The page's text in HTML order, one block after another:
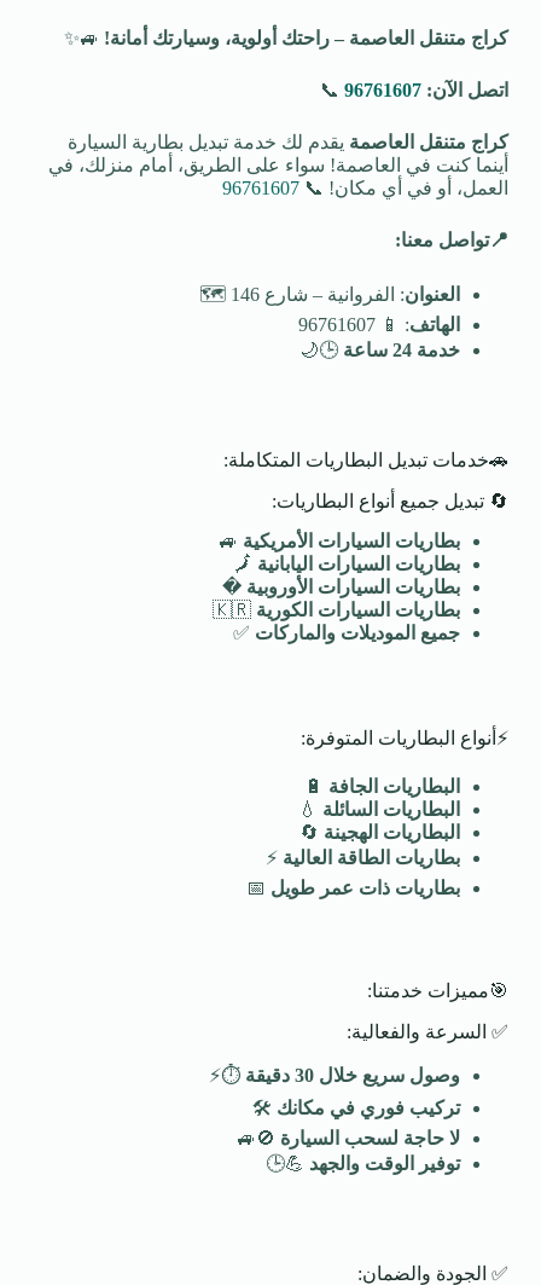
كراج متنقل العاصمة – راحتك أولوية، وسيارتك أمانة!
🚙✨
اتصل الآن: 96761607
📞
كراج متنقل العاصمة يقدم لك خدمة تبديل بطارية السيارة
أينما كنت في العاصمة! سواء على الطريق، أمام منزلك، في
العمل، أو في أي مكان! 📞 96761607
📍تواصل معنا:
العنوان: الفروانية – شارع 146 🗺️
الهاتف: 📱 96761607
خدمة 24 ساعة
🕒🌙
🚗خدمات تبديل البطاريات المتكاملة:
🔄 تبديل جميع أنواع البطاريات:
بطاريات السيارات الأمريكية 🚙
بطاريات السيارات اليابانية 🗾
بطاريات السيارات الأوروبية �️
بطاريات السيارات الكورية
جميع الموديلات والماركات ✅
⚡أنواع البطاريات المتوفرة:
البطاريات الجافة 🔋
البطاريات السائلة 💧
البطاريات الهجينة 🔄
بطاريات الطاقة العالية ⚡
بطاريات ذات عمر طويل 📅
🎯مميزات خدمتنا:
✅ السرعة والفعالية:
وصول سريع خلال 30 دقيقة
⏱️⚡
تركيب فوري في مكانك 🛠️
لا حاجة لسحب السيارة 🚫🚙
توفير الوقت والجهد 💪🕒
✅ الجودة والضمان: